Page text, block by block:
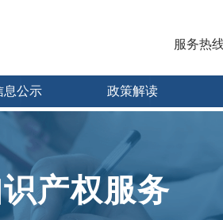
服务热线
息公示 政策解读
产权服务